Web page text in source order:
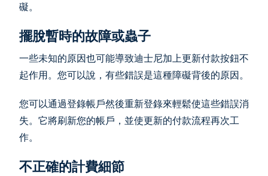
礙。
擺脫暫時的故障或蟲子
一些未知的原因也可能導致迪士尼加上更新付款按鈕不
起作用。您可以說，有些錯誤是這種障礙背後的原因。
您可以通過登錄帳戶然後重新登錄來輕鬆使這些錯誤消
失。它將刷新您的帳戶，並使更新的付款流程再次工
作。
不正確的計費細節